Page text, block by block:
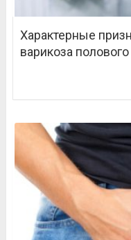
Характерные
варикоза